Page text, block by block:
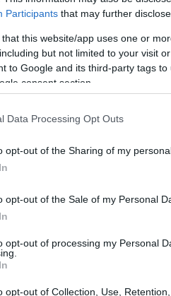
Participants that may further
that this website/app uses one or
but not limited to your visit
to Google and its third-party tags
consent section.
Data Processing Opt Outs
opt-out of the Sharing of my
opt-out of the Sale of my Personal
opt-out of processing my Personal
opt-out of Collection, Use,
μέσω: (i)
ειδικούς επενδυτές (η
τοποθέτησης στο
εξαιρέσεις από τις
δελτίου (η
Προσφορά, η
Παγκόσμιος
προσφορών για τη
(η " Τράπεζα
και Euroxx
του βιβλίου